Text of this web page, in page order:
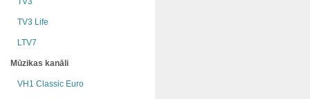
TV3 Life
LTV7
Mūzikas kanāli
VH1 Classic Euro